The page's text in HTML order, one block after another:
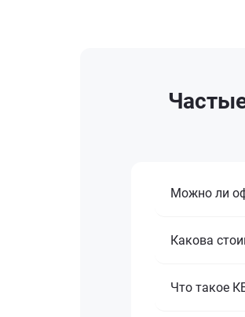
Можно ли
Какова
Что такое